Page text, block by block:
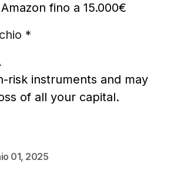
fino a 15.000€
*
risk instruments and may
of all your capital.
01, 2025